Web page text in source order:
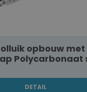
opbouw met
Polycarbonaat
DETAIL